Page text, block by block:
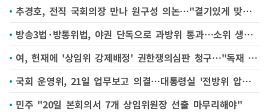
추경호, 전직 국회의장 만나 원구성 의논…"결기있게 맞서야"
방송3법·방통위법, 야권 단독으로 과방위 통과…소위 생략(종합)
여, 헌재에 '상임위 강제배정' 권한쟁의심판 청구…"독재 행위"(종합)
국회 운영위, 21일 업무보고 의결…대통령실 '전방위 압박' 예고
민주 "20일 본회의서 7개 상임위원장 선출 마무리해야"